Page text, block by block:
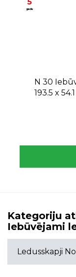
gadu
N 30
193.5 x
Kategoriju
Iebūvējami
Ledusskapji